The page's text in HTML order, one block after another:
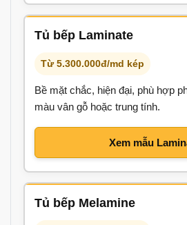
Tủ bếp Laminate
Từ 5.300.000đ/md kép
Bề mặt chắc, hiện đại, phù hợp
màu vân gỗ hoặc trung tính.
Xem mẫu
Tủ bếp Melamine